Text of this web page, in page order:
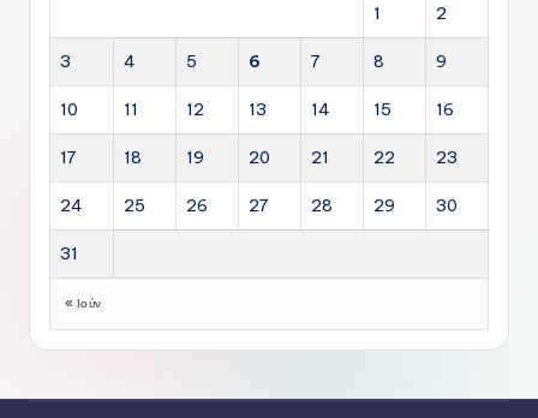
1 2
3 4 5 6 7 8 9
10 11 12 13 14 15 16
17 18 19 20 21 22 23
24 25 26 27 28 29 30
31
« Ιούν